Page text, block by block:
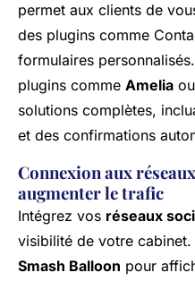
permet aux clients de
des plugins comme
formulaires
plugins comme Amelia ou
solutions complètes,
et des confirmations
Connexion aux
augmenter le trafic
Intégrez vos réseaux
visibilité de votre
Smash Balloon pour